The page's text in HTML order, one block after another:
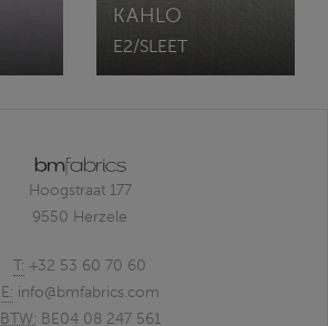
KAHLO
E2/SLEET
Hoogstraat 177
9550 Herzele
T: +32 53 60 70 60
E: info@bmfabrics.com
BTW: BE04 08 247 561